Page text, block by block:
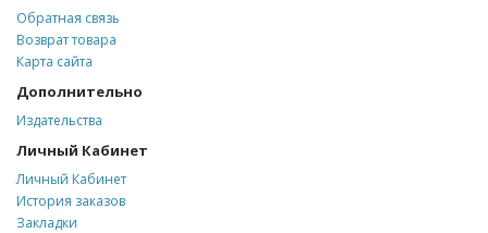
Обратная связь
Возврат товара
Карта сайта
Дополнительно
Издательства
Личный Кабинет
Личный Кабинет
История заказов
Закладки